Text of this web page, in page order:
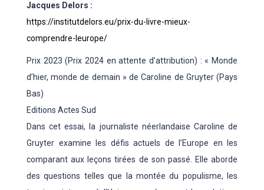
Jacques Delors :
https://institutdelors.eu/prix-du-livre-mieux-
comprendre-leurope/
Prix 2023 (Prix 2024 en attente d’attribution) : « Monde
d’hier, monde de demain » de Caroline de Gruyter (Pays
Bas)
Editions Actes Sud
Dans cet essai, la journaliste néerlandaise Caroline de
Gruyter examine les défis actuels de l’Europe en les
comparant aux leçons tirées de son passé. Elle aborde
des questions telles que la montée du populisme, les